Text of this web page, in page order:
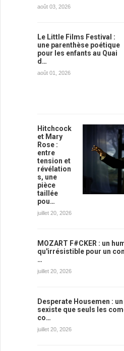
août 03, 2026
Le Little Films Festival :
une parenthèse poétique
pour les enfants au Quai
d…
août 01, 2026
Hitchcock
et Mary
Rose :
entre
tension et
révélation
s, une
pièce
taillée
pou…
juillet 20, 2026
MOZART F#CKER : un
qu'irrésistible pour un
…
juillet 20, 2026
Desperate Housemen :
sexiste que seuls les
co…
juillet 20, 2026